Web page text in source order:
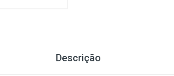
Descrição